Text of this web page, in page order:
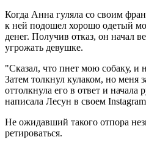
Когда Анна гуляла со своим
к ней подошел хорошо одетый
денег. Получив отказ, он начал
угрожать девушке.
"Сказал, что пнет мою собаку, и
Затем толкнул кулаком, но меня
оттолкнула его в ответ и начала
написала Лесун в своем
Не ожидавший такого отпора
ретироваться.